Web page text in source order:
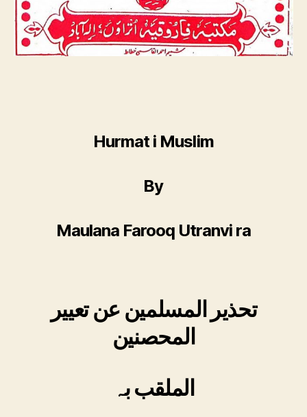
Hurmat i Muslim
By
Maulana Farooq Utranvi ra
تحذیر المسلمین عن تعییر
المحصنین
الملقب بہ